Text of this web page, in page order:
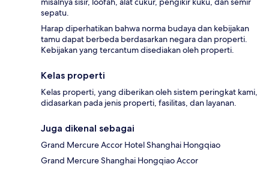
sepatu.
Harap diperhatikan bahwa norma budaya dan kebijakan
tamu dapat berbeda berdasarkan negara dan properti.
Kebijakan yang tercantum disediakan oleh properti.
Kelas properti
Kelas properti, yang diberikan oleh sistem peringkat kami,
didasarkan pada jenis properti, fasilitas, dan layanan.
Juga dikenal sebagai
Grand Mercure Accor Hotel Shanghai Hongqiao
Grand Mercure Shanghai Hongqiao Accor